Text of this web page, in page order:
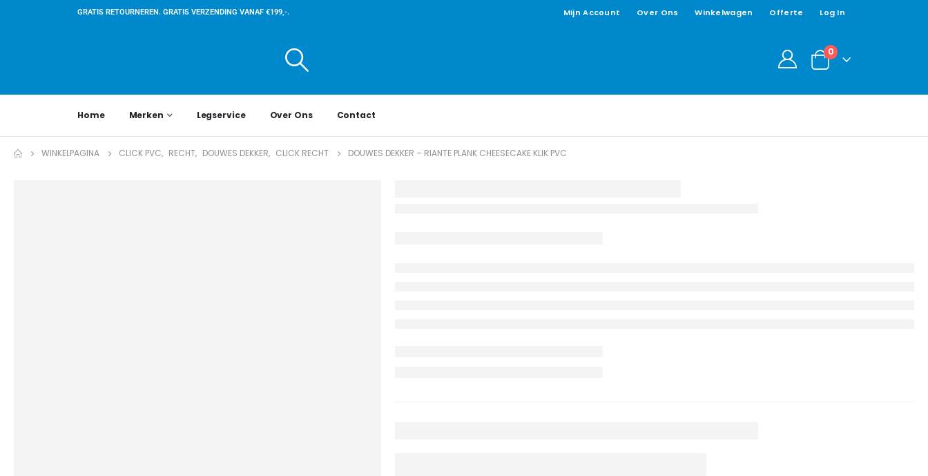
GRATIS RETOURNEREN. GRATIS VERZENDING VANAF €199,-. Mijn Account Over Ons Winkelwagen Offerte Log In
0
Home Merken Legservice Over Ons Contact
WINKELPAGINA CLICK PVC, RECHT, DOUWES DEKKER, CLICK RECHT DOUWES DEKKER – RIANTE PLANK CHEESECAKE KLIK PVC